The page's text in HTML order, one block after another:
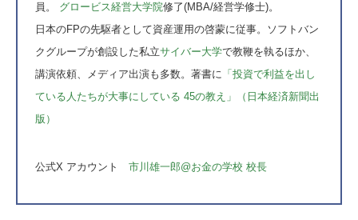
員。 グロービス経営大学院修了(MBA/経営学修士)。
日本のFPの先駆者として資産運用の啓蒙に従事。ソフトバン
クグループが創設した私立サイバー大学で教鞭を執るほか、
講演依頼、メディア出演も多数。著書に 「投資で利益を出し
ている人たちが大事にしている 45の教え」（日本経済新聞出
版）
公式X アカウント 市川雄一郎@お金の学校 校長